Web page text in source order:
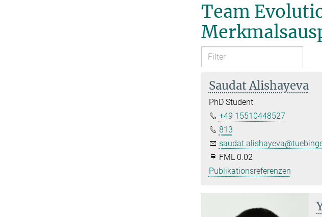
Team
Saudat Alishayeva
PhD Student
+49 15510448527
813
FML 0.02
Publikationsreferenzen